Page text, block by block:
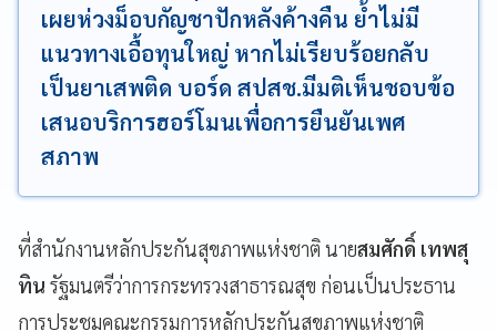
เผยห่วงม็อบกัญชาปักหลังค้างคืน ย้ำไม่มี
แนวทางเอื้อทุนใหญ่ หากไม่เรียบร้อยกลับ
เป็นยาเสพติด บอร์ด สปสช.มีมติเห็นชอบข้อ
เสนอบริการฮอร์โมนเพื่อการยืนยันเพศ
สภาพ
ที่สำนักงานหลักประกันสุขภาพแห่งชาติ นายสมศักดิ์ เทพสุ
ทิน รัฐมนตรีว่าการกระทรวงสาธารณสุข ก่อนเป็นประธาน
การประชุมคณะกรรมการหลักประกันสุขภาพแห่งชาติ